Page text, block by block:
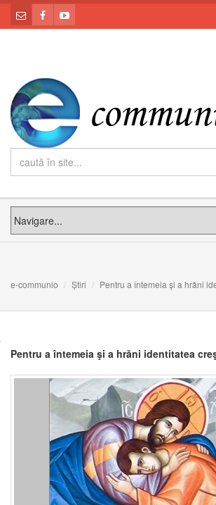
e-communio Știri Pentru a întemeia şi a hrăni
Pentru a întemeia şi a hrăni identitatea